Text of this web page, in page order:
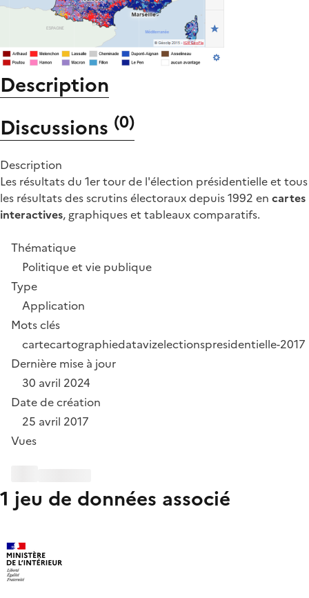
Description
Discussions (0)
Description
Les résultats du 1er tour de l'élection présidentielle et tous
les résultats des scrutins électoraux depuis 1992 en cartes
interactives, graphiques et tableaux comparatifs.
Thématique
Politique et vie publique
Type
Application
Mots clés
cartecartographiedatavizelectionspresidentielle-2017
Dernière mise à jour
30 avril 2024
Date de création
25 avril 2017
Vues
1 jeu de données associé